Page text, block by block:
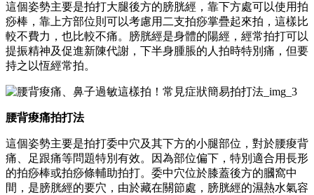
這個姿勢主要是拍打大腿後方的膀胱經，靠下方處可以使用拍
痧棒，靠上方部位則可以考慮用二支拍痧掌疊起來拍，這樣比
較不費力，也比較不痛。膀胱經是身體的陽經，經常拍打可以
提振精神及促進新陳代謝，下半身腫脹的人拍時特別痛，但要
持之以恆經常拍。
腰背痠痛拍打法
這個姿勢主要是拍打委中穴及其下方的小腿部位，對於腰痠背
痛、足跟痛等問題特別有效。因為部位偏下，特別適合用長形
的拍痧棒或拍痧條輔助拍打。委中穴位於膝蓋後方的膕窩中
間，是膀胱經的要穴，由於藏在關節處，膀胱經的濕熱水氣容